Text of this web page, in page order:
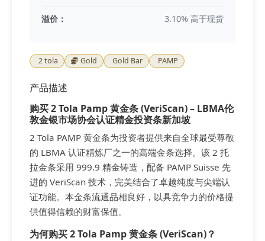
溢价： 3.10% 高于现货
2 tola Gold Gold Bar PAMP
产品描述
购买 2 Tola Pamp 黄金条 (VeriScan) – LBMA伦
敦金银市场协会认证精金投资条新加坡
2 Tola PAMP 黄金条为投资者提供来自全球最受尊敬
的 LBMA 认证精炼厂之一的高端金条选择。该 2 托
拉金条采用 999.9 精金铸造，配备 PAMP Suisse 先
进的 VeriScan 技术，完美结合了卓越纯度与尖端认
证功能。本金条流通品相良好，以具竞争力的价格提
供值得信赖的财富保值。
为何购买 2 Tola Pamp 黄金条 (VeriScan)？